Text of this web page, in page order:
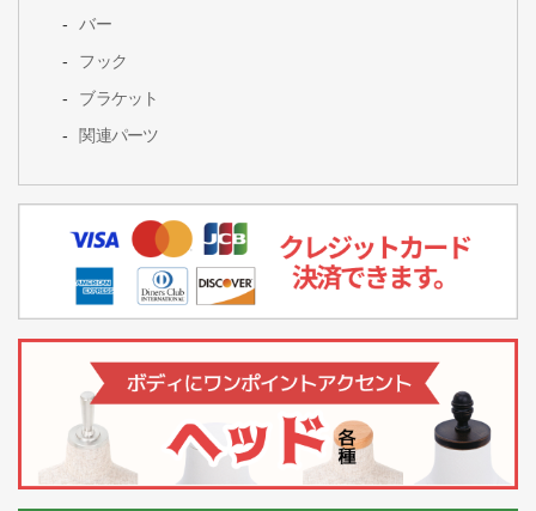
バー
フック
ブラケット
関連パーツ